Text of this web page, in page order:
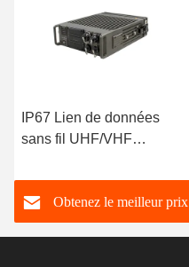
IP67 Lien de données
sans fil UHF/VHF
maillage montée sur
véhicule à longue
distance
Obtenez le meilleur prix